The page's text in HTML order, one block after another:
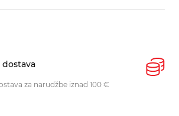
za narudžbe iznad 100 €